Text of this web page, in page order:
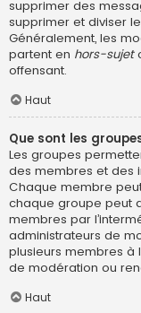
supprimer des
supprimer et diviser
Généralement, les
partent en hors-sujet
offensant.
Haut
Que sont les
Les groupes
des membres et des
Chaque membre
chaque groupe peut
membres par
administrateurs de
plusieurs membres à
de modération ou
Haut